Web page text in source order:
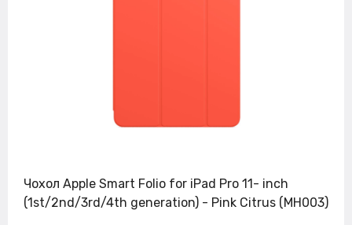
Чохол Apple Smart Folio for iPad Pro 11- inch
(1st/2nd/3rd/4th generation) - Pink Citrus (MH003)